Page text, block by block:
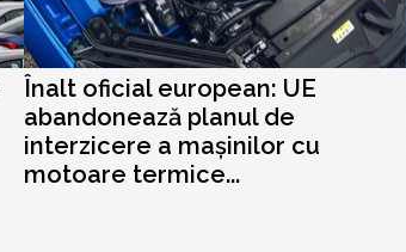
Înalt oficial european: UE
abandonează planul de
interzicere a mașinilor cu
motoare termice...